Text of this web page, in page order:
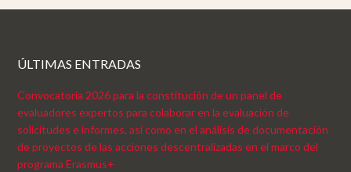
ÚLTIMAS ENTRADAS
Convocatoria 2026 para la constitución de un panel de
evaluadores expertos para colaborar en la evaluación de
solicitudes e informes, así como en el análisis de documentación
de proyectos de las acciones descentralizadas en el marco del
programa Erasmus+